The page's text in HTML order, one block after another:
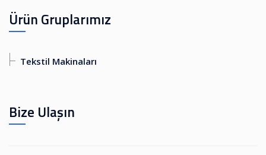
Ürün Gruplarımız
Tekstil Makinaları
Bize Ulaşın